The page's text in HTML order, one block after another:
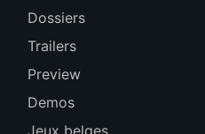
Dossiers
Trailers
Preview
Demos
Jeux belges